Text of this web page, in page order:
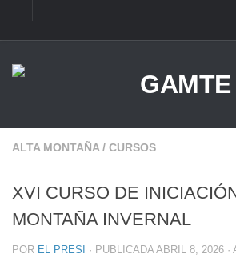
BTT
ALTA MONTAÑA / CURSOS
XVI CURSO DE
MONTAÑA INVERNAL
POR EL PRESI · PUBLICADAABRIL 8, 2026 ·